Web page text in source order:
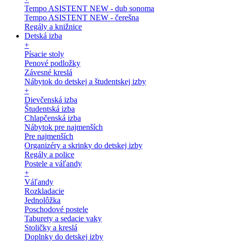
Tempo ASISTENT NEW - dub sonoma
Tempo ASISTENT NEW - čerešna
Regály a knižnice
Detská izba
+
Písacie stoly
Penové podložky
Závesné kreslá
Nábytok do detskej a študentskej izby
+
Dievčenská izba
Študentská izba
Chlapčenská izba
Nábytok pre najmenších
Pre najmenších
Organizéry a skrinky do detskej izby
Regály a police
Postele a váľandy
+
Váľandy
Rozkladacie
Jednolôžka
Poschodové postele
Taburety a sedacie vaky
Stoličky a kreslá
Doplnky do detskej izby